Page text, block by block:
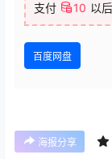
支付 10 以
百度网盘
海报分享